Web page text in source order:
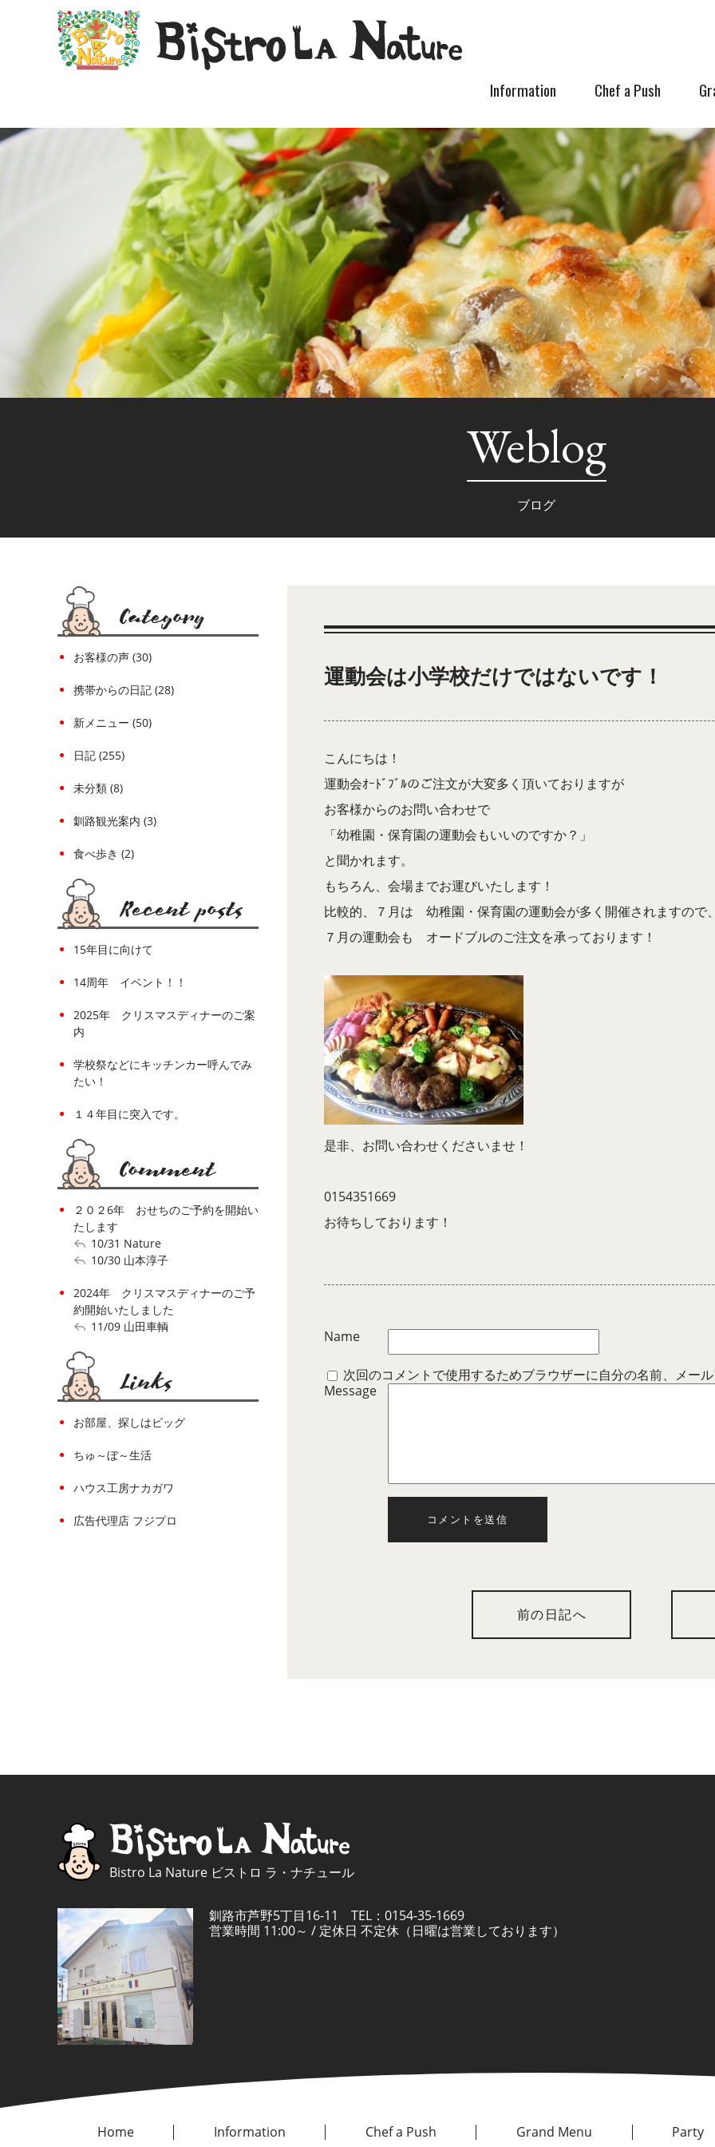
Information Chef a Push
Weblog
ブログ
運動会は小学校だけではないです！
こんにちは！
運動会ｵｰﾄﾞﾌﾞﾙのご注文が大変多く頂いておりますが
お客様からのお問い合わせで
「幼稚園・保育園の運動会もいいのですか？」
と聞かれます。
もちろん、会場までお運びいたします！
比較的、７月は 幼稚園・保育園の運動会が多く開催されますので
７月の運動会も オードブルのご注文を承っております！
是非、お問い合わせくださいませ！
0154351669
お待ちしております！
Name
次回のコメントで使用するためブラウザーに自分の名前、メー
Message
コメントを送信
前の日記へ
お客様の声 (30)
携帯からの日記 (28)
新メニュー (50)
日記 (255)
未分類 (8)
釧路観光案内 (3)
食べ歩き (2)
15年目に向けて
14周年 イベント！！
2025年 クリスマスディナーのご案
内
学校祭などにキッチンカー呼んでみ
たい！
１４年目に突入です。
２０２6年 おせちのご予約を開始い
たします
10/31 Nature
10/30 山本淳子
2024年 クリスマスディナーのご予
約開始いたしました
11/09 山田車輌
お部屋、探しはビッグ
ちゅ～ぼ～生活
ハウス工房ナカガワ
広告代理店 フジプロ
Bistro La Nature ビストロ ラ・ナチュール
釧路市芦野5丁目16-11 TEL：0154-35-1669
営業時間 11:00～ / 定休日 不定休（日曜は営業しております）
Home Information Chef a Push Grand Menu Party